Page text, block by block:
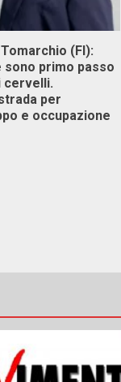
(FI):
primo passo
cervelli.
per
e occupazione